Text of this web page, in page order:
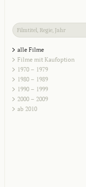
alle Filme
Filme mit Kaufoption
1970 – 1979
1980 – 1989
1990 – 1999
2000 – 2009
ab 2010